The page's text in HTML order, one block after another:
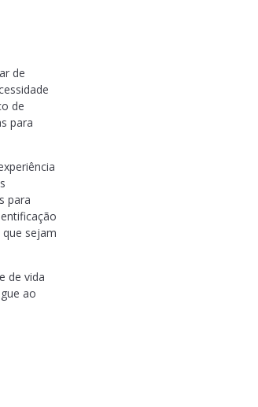
de
de
para
para
sejam
de vida
ao